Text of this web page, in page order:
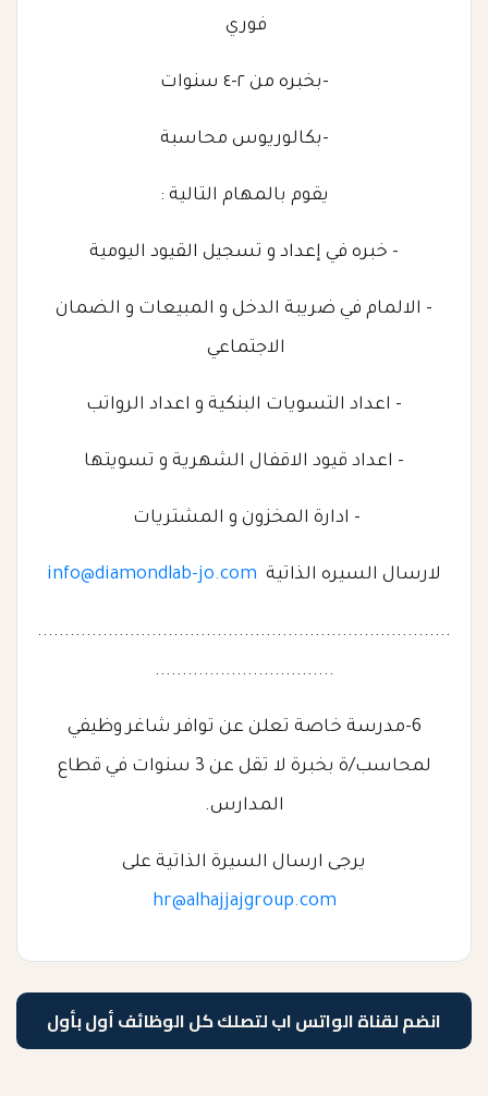
فوري
-بخبره من ٢-٤ سنوات
-بكالوريوس محاسبة
يقوم بالمهام التالية :
- خبره في إعداد و تسجيل القيود اليومية
- الالمام في ضريبة الدخل و المبيعات و الضمان
الاجتماعي
- اعداد التسويات البنكية و اعداد الرواتب
- اعداد قيود الاقفال الشهرية و تسويتها
- ادارة المخزون و المشتريات
لارسال السيره الذاتية info@diamondlab-jo.com
............................................................................
.................................
6-مدرسة خاصة تعلن عن توافر شاغر وظيفي
لمحاسب/ة بخبرة لا تقل عن 3 سنوات في قطاع
المدارس.
يرجى ارسال السيرة الذاتية على
hr@alhajjajgroup.com
انضم لقناة الواتس اب لتصلك كل الوظائف أول بأول